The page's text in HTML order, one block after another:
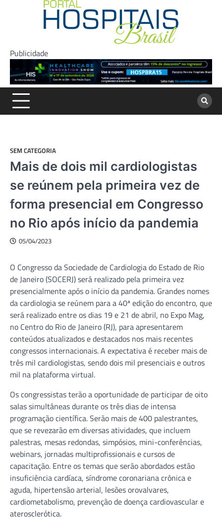
Publicidade
SEM CATEGORIA
Mais de dois mil cardiologistas
se reúnem pela primeira vez de
forma presencial em Congresso
no Rio após início da pandemia
05/04/2023
O Congresso da Sociedade de Cardiologia do Estado de Rio
de Janeiro (SOCERJ) será realizado pela primeira vez
presencialmente após o início da pandemia. Grandes nomes
da cardiologia se reúnem para a 40ª edição do encontro, que
será realizado entre os dias 19 e 21 de abril, no Expo Mag,
no Centro do Rio de Janeiro (RJ), para apresentarem
conteúdos atualizados e destacados nos mais recentes
congressos internacionais. A expectativa é receber mais de
três mil cardiologistas, sendo dois mil presenciais e outros
mil na plataforma virtual.
Os congressistas terão a oportunidade de participar de oito
salas simultâneas durante os três dias de intensa
programação científica. Serão mais de 400 palestrantes,
que se revezarão em diversas atividades, que incluem
palestras, mesas redondas, simpósios, mini-conferências,
webinars, jornadas multiprofissionais e cursos de
capacitação. Entre os temas que serão abordados estão
insuficiência cardíaca, síndrome coronariana crônica e
aguda, hipertensão arterial, lesões orovalvares,
cardiometabolismo, prevenção de doença cardiovascular e
aterosclerótica.